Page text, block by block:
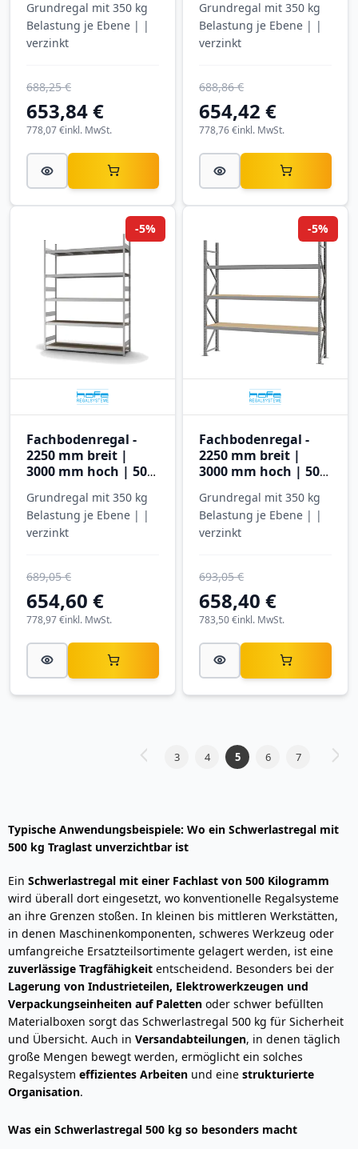
Hofe Regalsysteme
Grundregal mit 350 kg
Belastung je Ebene | |
verzinkt
653,84 €
688,25 €
inkl. MwSt.
778,07 €
Hofe Regalsysteme
Grundregal mit 350 kg
Belastung je Ebene | |
verzinkt
654,42 €
688,86 €
inkl. MwSt.
778,76 €
Fachbodenregal -
2250 mm breit |
3000 mm hoch | 500
Hofe Regalsysteme
Grundregal mit 350 kg
Belastung je Ebene | |
verzinkt
654,60 €
689,05 €
-5%
inkl. MwSt.
778,97 €
Fachbodenregal -
2250 mm breit |
3000 mm hoch | 500
Hofe Regalsysteme
Grundregal mit 350 kg
Belastung je Ebene | |
verzinkt
658,40 €
693,05 €
-5%
inkl. MwSt.
783,50 €
Seite
Seite
Zurück
3
Seite
4
Sie
5 6 7
Seite
Typische Anwendungsbeispiele: Wo ein Schwerlastregal mit
500 kg Traglast unverzichtbar ist
Ein Schwerlastregal mit einer Fachlast von 500 Kilogramm
wird überall dort eingesetzt, wo konventionelle Regalsysteme
an ihre Grenzen stoßen. In kleinen bis mittleren Werkstätten,
in denen Maschinenkomponenten, schweres Werkzeug oder
umfangreiche Ersatzteilsortimente gelagert werden, ist eine
zuverlässige Tragfähigkeit entscheidend. Besonders bei der
Lagerung von Industrieteilen, Elektrowerkzeugen und
Verpackungseinheiten auf Paletten oder schwer befüllten
Materialboxen sorgt das Schwerlastregal 500 kg für Sicherheit
und Übersicht. Auch in Versandabteilungen, in denen täglich
große Mengen bewegt werden, ermöglicht ein solches
Regalsystem effizientes Arbeiten und eine strukturierte
Organisation.
Was ein Schwerlastregal 500 kg so besonders macht